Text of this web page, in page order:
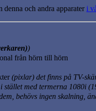
och andra apparater i
)
från hörn till hörn
(pixlar) det finns på TV-
stället med termerna 1080i
behövs ingen skalning,